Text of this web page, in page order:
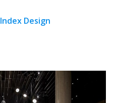
Index Design